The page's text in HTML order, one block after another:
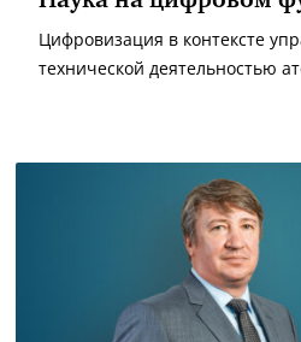
Цифровизация в контексте
технической деятельностью